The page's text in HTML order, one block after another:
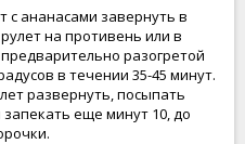
с ананасами завернуть в
на противень или в
разогретой
в течении 35-45 минут.
развернуть, посыпать
еще минут 10, до